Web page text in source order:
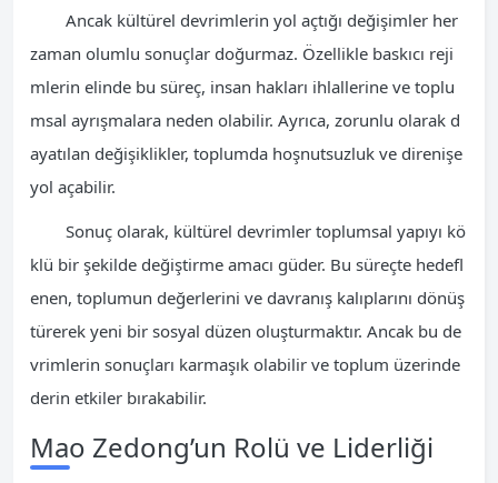
Ancak kültürel devrimlerin yol açtığı değişimler her
zaman olumlu sonuçlar doğurmaz. Özellikle baskıcı reji
mlerin elinde bu süreç, insan hakları ihlallerine ve toplu
msal ayrışmalara neden olabilir. Ayrıca, zorunlu olarak d
ayatılan değişiklikler, toplumda hoşnutsuzluk ve direnişe
yol açabilir.
Sonuç olarak, kültürel devrimler toplumsal yapıyı kö
klü bir şekilde değiştirme amacı güder. Bu süreçte hedefl
enen, toplumun değerlerini ve davranış kalıplarını dönüş
türerek yeni bir sosyal düzen oluşturmaktır. Ancak bu de
vrimlerin sonuçları karmaşık olabilir ve toplum üzerinde
derin etkiler bırakabilir.
Mao Zedong’un Rolü ve Liderliği